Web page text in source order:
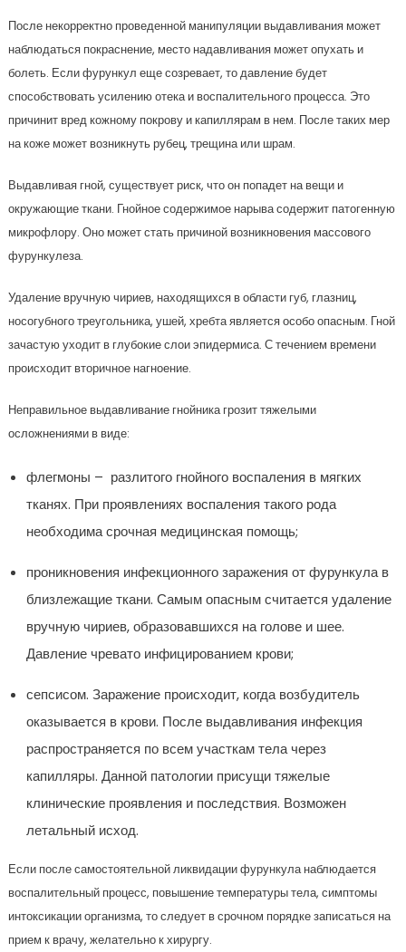
После некорректно проведенной манипуляции выдавливания может
наблюдаться покраснение, место надавливания может опухать и
болеть. Если фурункул еще созревает, то давление будет
способствовать усилению отека и воспалительного процесса. Это
причинит вред кожному покрову и капиллярам в нем. После таких мер
на коже может возникнуть рубец, трещина или шрам.
Выдавливая гной, существует риск, что он попадет на вещи и
окружающие ткани. Гнойное содержимое нарыва содержит патогенную
микрофлору. Оно может стать причиной возникновения массового
фурункулеза.
Удаление вручную чириев, находящихся в области губ, глазниц,
носогубного треугольника, ушей, хребта является особо опасным. Гной
зачастую уходит в глубокие слои эпидермиса. С течением времени
происходит вторичное нагноение.
Неправильное выдавливание гнойника грозит тяжелыми
осложнениями в виде:
флегмоны – разлитого гнойного воспаления в мягких
тканях. При проявлениях воспаления такого рода
необходима срочная медицинская помощь;
проникновения инфекционного заражения от фурункула в
близлежащие ткани. Самым опасным считается удаление
вручную чириев, образовавшихся на голове и шее.
Давление чревато инфицированием крови;
сепсисом. Заражение происходит, когда возбудитель
оказывается в крови. После выдавливания инфекция
распространяется по всем участкам тела через
капилляры. Данной патологии присущи тяжелые
клинические проявления и последствия. Возможен
летальный исход.
Если после самостоятельной ликвидации фурункула наблюдается
воспалительный процесс, повышение температуры тела, симптомы
интоксикации организма, то следует в срочном порядке записаться на
прием к врачу, желательно к хирургу.